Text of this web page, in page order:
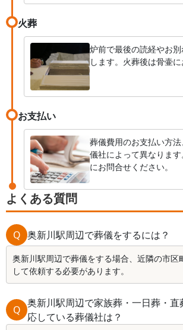
火葬
炉前で最後の読経やお
します。火葬後は骨壷に
お支払い
葬儀費用のお支払い方
儀社によって異なりま
にお問合せください。
よくある質問
Q 奥新川駅周辺で葬儀をするには？
奥新川駅周辺で葬儀をする場合、近隣の市区
して依頼する必要があります。
Q
奥新川駅周辺で家族葬・一日葬・
応している葬儀社は？